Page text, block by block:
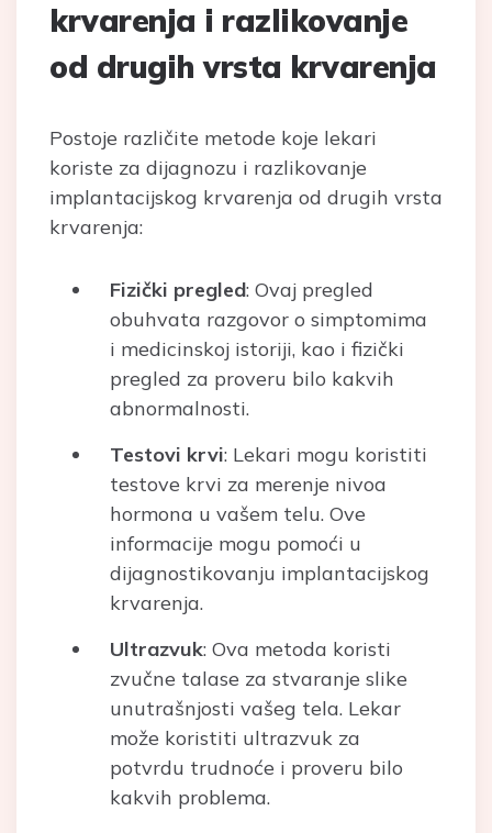
krvarenja i razlikovanje
od drugih vrsta krvarenja
Postoje različite metode koje lekari
koriste za dijagnozu i razlikovanje
implantacijskog krvarenja od drugih vrsta
krvarenja:
Fizički pregled: Ovaj pregled
obuhvata razgovor o simptomima
i medicinskoj istoriji, kao i fizički
pregled za proveru bilo kakvih
abnormalnosti.
Testovi krvi: Lekari mogu koristiti
testove krvi za merenje nivoa
hormona u vašem telu. Ove
informacije mogu pomoći u
dijagnostikovanju implantacijskog
krvarenja.
Ultrazvuk: Ova metoda koristi
zvučne talase za stvaranje slike
unutrašnjosti vašeg tela. Lekar
može koristiti ultrazvuk za
potvrdu trudnoće i proveru bilo
kakvih problema.